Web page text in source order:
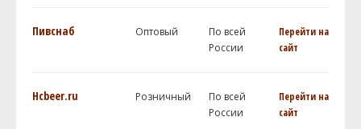
Пивснаб Оптовый
По всей
России
Перейти на
сайт
Hcbeer.ru Розничный
По всей
России
Перейти на
сайт